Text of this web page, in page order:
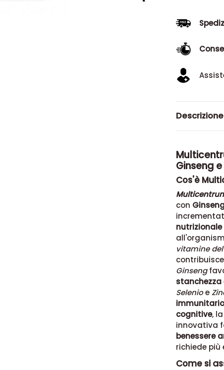
Descrizione
Ginseng
Cos'è
con
vitamine
Ginseng
Selenioe
immunitario
cognitive,
innovativa
benessere
richiede più
Come si